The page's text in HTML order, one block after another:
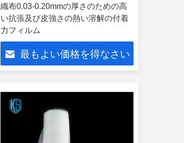
織布0.03-0.20mmの厚さのための高
い抗張及び皮強さの熱い溶解の付着
力フィルム
最もよい価格を得なさい